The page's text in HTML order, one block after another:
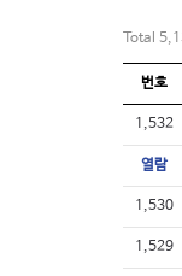
Total
번호
1,532
열람
1,530
1,529